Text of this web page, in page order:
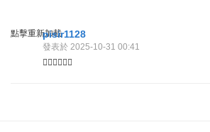
點擊重新加載pisir1128
發表於 2025-10-31 00:41
👍🏻👍🏻👍🏻